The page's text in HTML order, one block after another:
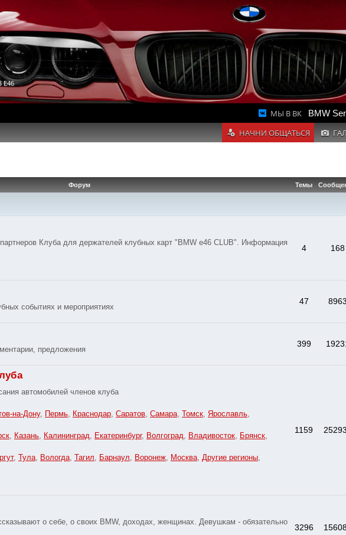
Е46
МЫ В ВК BMW
НАЧНИ ОБЩАТЬСЯ
Форум Темы
Клуба для держателей клубных карт "BMW e46 CLUB". Информация
4 168
событиях и мероприятиях
47 8963
предложения
399
автомобилей членов клуба
на-Дону, Пермь Краснодар Саратов Самара Томск Ярославль
Казань Калининград Екатеринбург, Волгоград Владивосток Брянск
, Тула Вологда Тагил Барнаул Воронеж Москва Другие регионы
1159
о себе, о своих BMW, доходах, женщинах. Девушкам - обязательно
3296